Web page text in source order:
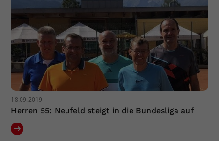
18.09.2019
Herren 55: Neufeld steigt in die Bundesliga auf